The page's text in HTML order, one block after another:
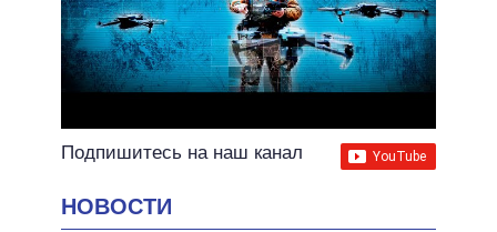
Подпишитесь на наш канал
НОВОСТИ